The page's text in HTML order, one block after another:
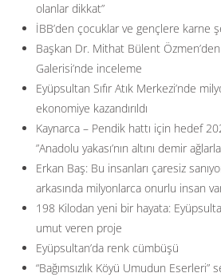
olanlar dikkat”
İBB’den çocuklar ve gençlere karne
Başkan Dr. Mithat Bülent
Galerisi’nde inceleme
Eyüpsultan Sıfır Atık Merkezi’nde
ekonomiye kazandırıldı
Kaynarca – Pendik hattı için hedef
”Anadolu yakası’nın altını demir
Erkan Baş: Bu insanları çaresiz
arkasında milyonlarca onurlu insan
198 Kilodan yeni bir hayata:
umut veren proje
Eyüpsultan’da renk cümbüşü
“Bağımsızlık Köyü Umudun Eserleri”